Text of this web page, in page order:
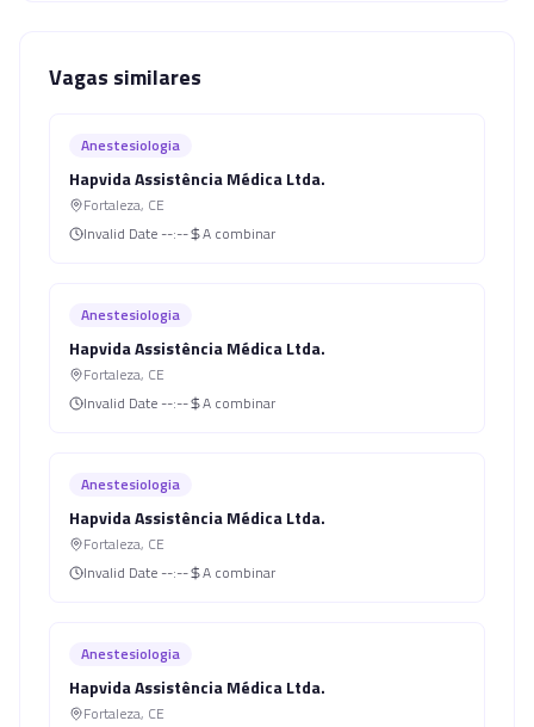
Vagas similares
Anestesiologia
Hapvida Assistência Médica Ltda.
Fortaleza, CE
Invalid Date --:-- A combinar
Anestesiologia
Hapvida Assistência Médica Ltda.
Fortaleza, CE
Invalid Date --:-- A combinar
Anestesiologia
Hapvida Assistência Médica Ltda.
Fortaleza, CE
Invalid Date --:-- A combinar
Anestesiologia
Hapvida Assistência Médica Ltda.
Fortaleza, CE